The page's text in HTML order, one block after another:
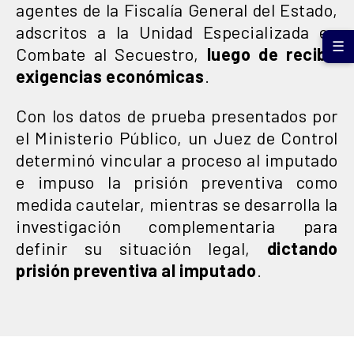
agentes de la Fiscalía General del Estado,
adscritos a la Unidad Especializada en
Combate al Secuestro, luego de recibir
exigencias económicas
Con los datos de prueba presentados por
el Ministerio Público, un Juez de Control
determinó vincular a proceso al imputado
e impuso la prisión preventiva como
medida cautelar, mientras se desarrolla la
investigación complementaria para
definir su situación legal, dictando
prisión preventiva al imputado
☰